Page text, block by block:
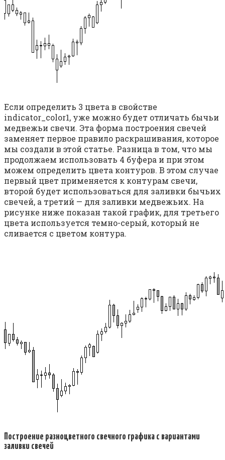
Если определить 3 цвета в свойстве
indicator_color1, уже можно будет отличать бычьи
медвежьи свечи. Эта форма построения свечей
заменяет первое правило раскрашивания, которое
мы создали в этой статье. Разница в том, что мы
продолжаем использовать 4 буфера и при этом
можем определить цвета контуров. В этом случае
первый цвет применяется к контурам свечи,
второй будет использоваться для заливки бычьих
свечей, а третий — для заливки медвежьих. На
рисунке ниже показан такой график, для третьего
цвета используется темно-серый, который не
сливается с цветом контура.
Построение разноцветного свечного графика с вариантами
заливки свечей